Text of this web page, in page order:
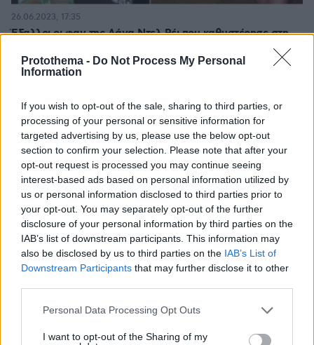
Protothema - Do Not Process My Personal
Information
If you wish to opt-out of the sale, sharing to third parties, or
processing of your personal or sensitive information for
targeted advertising by us, please use the below opt-out
section to confirm your selection. Please note that after your
opt-out request is processed you may continue seeing
interest-based ads based on personal information utilized by
us or personal information disclosed to third parties prior to
your opt-out. You may separately opt-out of the further
disclosure of your personal information by third parties on the
IAB’s list of downstream participants. This information may
also be disclosed by us to third parties on the IAB’s List of
Downstream Participants that may further disclose it to other
Please note that this website/app uses one or more Google
not limited to your visit or usage behaviour. You may click to
Personal Data Processing Opt Outs
I want to opt-out of the Sharing of my
Έξαλλοι οι φαν της Λάνα Ντελ Ρέι που καθυστέρησε στη
26.06.2023, 17:35